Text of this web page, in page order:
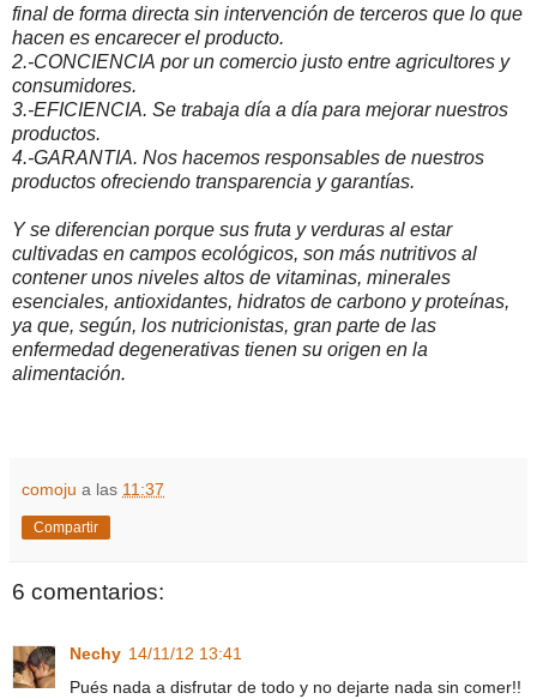
final de forma directa sin intervención de terceros que lo que
hacen es encarecer el producto.
2.-CONCIENCIA por un comercio justo entre agricultores y
consumidores.
3.-EFICIENCIA. Se trabaja día a día para mejorar nuestros
productos.
4.-GARANTIA. Nos hacemos responsables de nuestros
productos ofreciendo transparencia y garantías.
Y se diferencian porque sus fruta y verduras al estar
cultivadas en campos ecológicos, son más nutritivos al
contener unos niveles altos de vitaminas, minerales
esenciales, antioxidantes, hidratos de carbono y proteínas,
ya que, según, los nutricionistas, gran parte de las
enfermedad degenerativas tienen su origen en la
alimentación.
comoju a las 11:37
Compartir
6 comentarios:
Nechy 14/11/12 13:41
Pués nada a disfrutar de todo y no dejarte nada sin comer!!